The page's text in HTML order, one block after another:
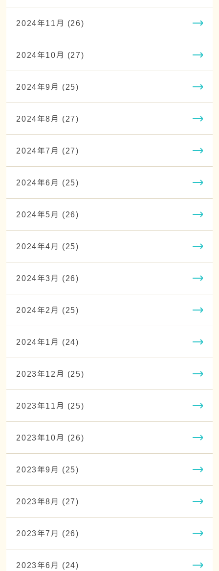
2024年11月 (26)
2024年10月 (27)
2024年9月 (25)
2024年8月 (27)
2024年7月 (27)
2024年6月 (25)
2024年5月 (26)
2024年4月 (25)
2024年3月 (26)
2024年2月 (25)
2024年1月 (24)
2023年12月 (25)
2023年11月 (25)
2023年10月 (26)
2023年9月 (25)
2023年8月 (27)
2023年7月 (26)
2023年6月 (24)